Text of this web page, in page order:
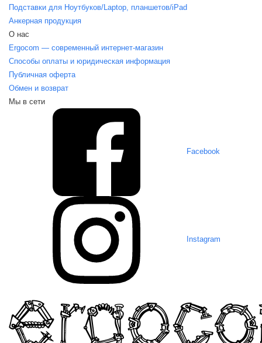
Подставки для Ноутбуков/Laptop, планшетов/iPаd
Анкерная продукция
О нас
Ergocom — современный интернет-магазин
Способы оплаты и юридическая информация
Публичная оферта
Обмен и возврат
Мы в сети
Facebook
Instagram